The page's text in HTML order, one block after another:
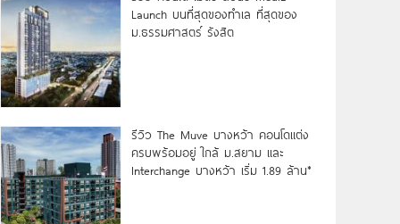
Launch บนที่สุดของทำเล ที่สุดของ
ม.ธรรมศาสตร์ รังสิต
รีวิว The Muve บางหว้า คอนโดแต่ง
ครบพร้อมอยู่ ใกล้ ม.สยาม และ
Interchange บางหว้า เริ่ม 1.89 ล้าน*